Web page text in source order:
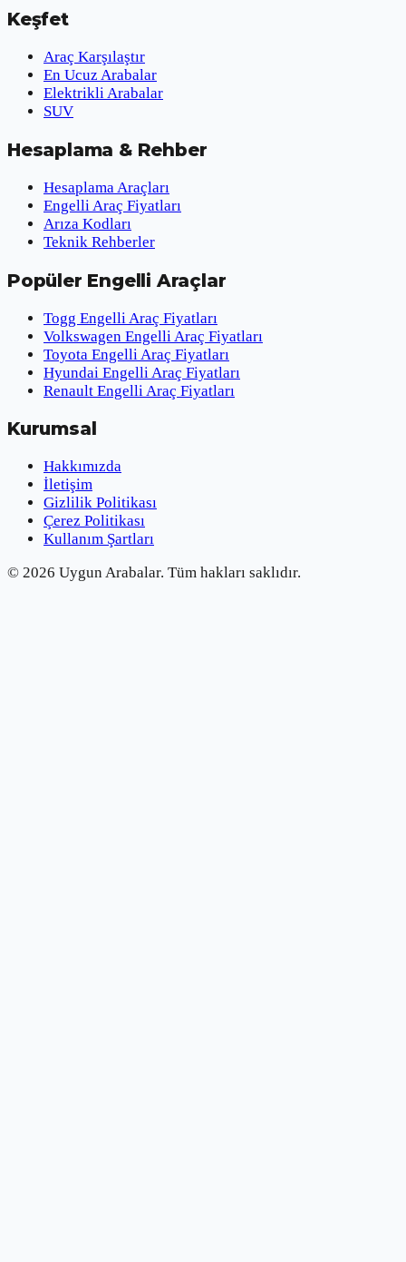
Keşfet
Araç Karşılaştır
En Ucuz Arabalar
Elektrikli Arabalar
SUV
Hesaplama & Rehber
Hesaplama Araçları
Engelli Araç Fiyatları
Arıza Kodları
Teknik Rehberler
Popüler Engelli Araçlar
Togg Engelli Araç Fiyatları
Volkswagen Engelli Araç Fiyatları
Toyota Engelli Araç Fiyatları
Hyundai Engelli Araç Fiyatları
Renault Engelli Araç Fiyatları
Kurumsal
Hakkımızda
İletişim
Gizlilik Politikası
Çerez Politikası
Kullanım Şartları
© 2026 Uygun Arabalar. Tüm hakları saklıdır.